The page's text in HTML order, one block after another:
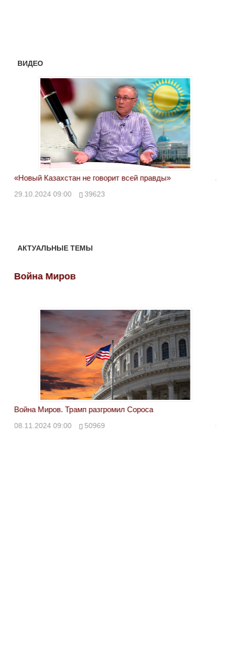
ВИДЕО
«Новый Казахстан не говорит всей правды»
29.10.2024 09:00 39623
АКТУАЛЬНЫЕ ТЕМЫ
Война Миров
Война Миров. Трамп разгромил Сороса
08.11.2024 09:00 50969